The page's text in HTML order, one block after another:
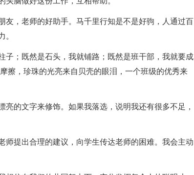
友，老师的好助手。马千里行知是不是好驹，人通过百
。
子；既然是石头，我就铺路；既然是班干部，我就要成
擦，珍珠的光亮来自贝壳的眼泪，一个班级的优秀来
的文字来修饰。如果我落选，说明我还有很多不足，
师提出合理的建议，向学生传达老师的困难。我会主动